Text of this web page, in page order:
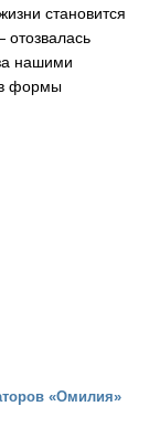
становится
нашими
формы
«Омилия»